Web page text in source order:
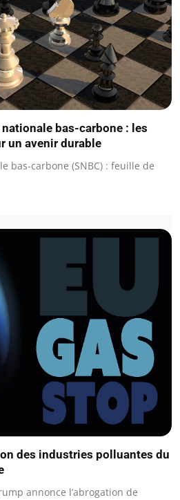
bas-carbone : les
un avenir durable
bas-carbone (SNBC) : feuille de
des industries polluantes du
annonce l’abrogation de